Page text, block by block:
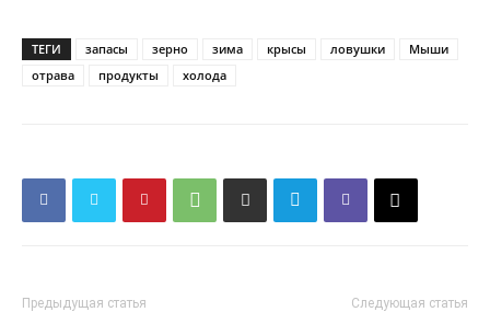
ТЕГИ запасы зерно зима крысы ловушки
Мыши
отрава
продукты холода
Предыдущая статья Следующая статья